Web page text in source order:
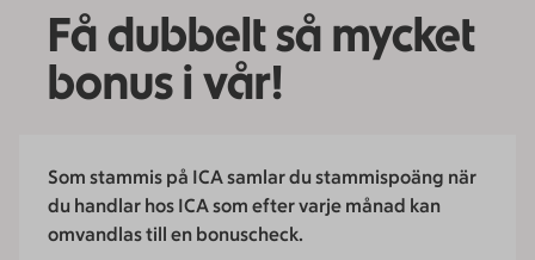
Få dubbelt så mycket
bonus i vår!
Som stammis på ICA samlar du stammispoäng när
du handlar hos ICA som efter varje månad kan
omvandlas till en bonuscheck.